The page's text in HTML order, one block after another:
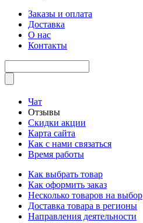
Заказы и оплата
Доставка
О нас
Контакты
Чат
Отзывы
Скидки акции
Карта сайта
Как с нами связаться
Время работы
Как выбрать товар
Как оформить заказ
Несколько товаров на выбор
Доставка товара в регионы
Направления деятельности